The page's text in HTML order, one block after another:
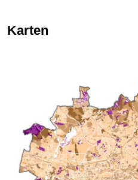
Karten